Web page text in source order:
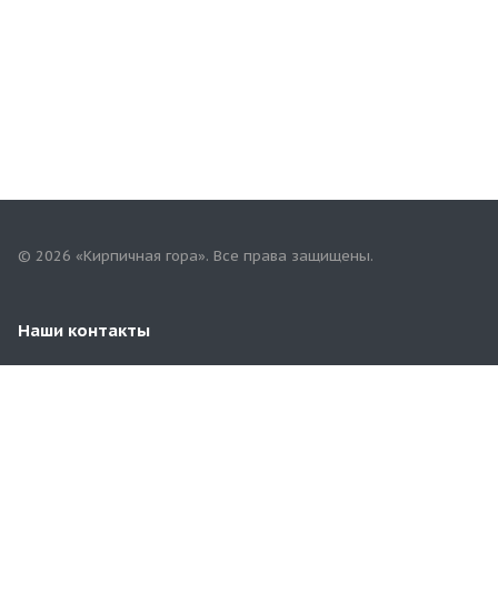
© 2026 «Кирпичная гора». Все права защищены.
Наши контакты
+7(967)757-68-68